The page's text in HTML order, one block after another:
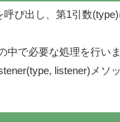
び出し、第1引数
で必要な処理を行いま
listener)メ